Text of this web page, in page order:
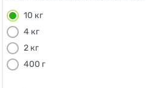
10 кг
4 кг
2 кг
400 г